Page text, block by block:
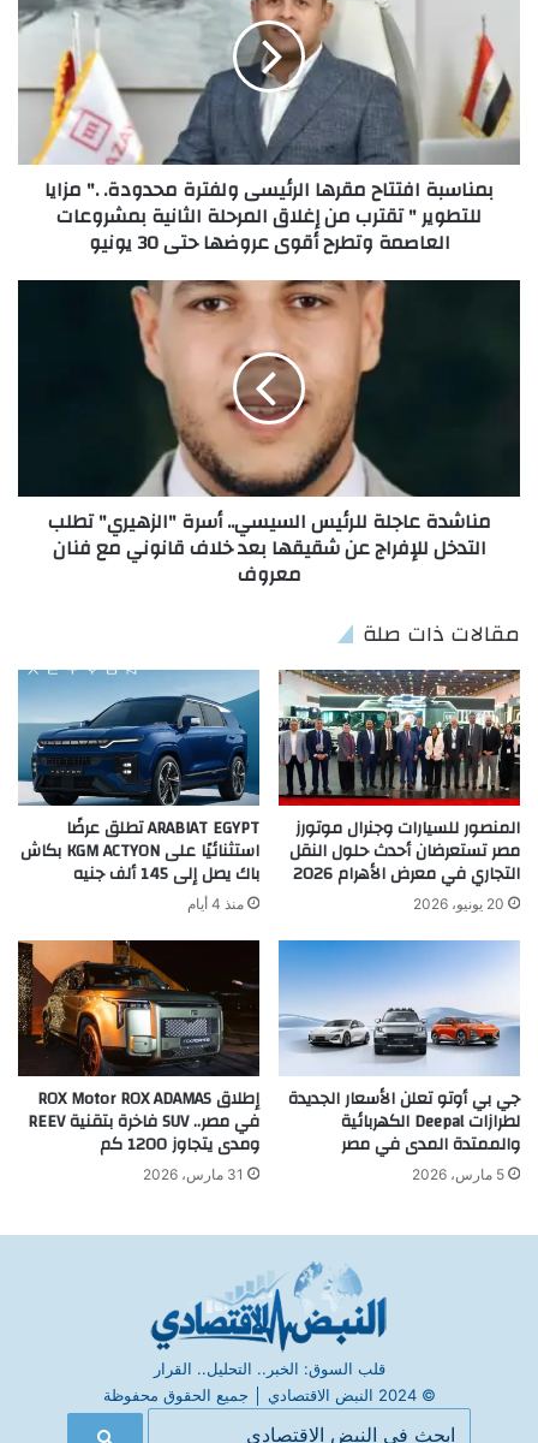
بمناسبة افتتاح مقرها الرئيسى ولفترة محدودة. ." مزايا
للتطوير " تقترب من إغلاق المرحلة الثانية بمشروعات
العاصمة وتطرح أقوى عروضها حتى 30 يونيو
مناشدة عاجلة للرئيس السيسي.. أسرة "الزهيري" تطلب
التدخل للإفراج عن شقيقها بعد خلاف قانوني مع فنان
معروف
مقالات ذات صلة
المنصور للسيارات وجنرال موتورز
مصر تستعرضان أحدث حلول النقل
التجاري في معرض الأهرام 2026
20 يونيو، 2026
ARABIAT EGYPT تطلق عرضًا
استثنائيًا على KGM ACTYON بكاش
باك يصل إلى 145 ألف جنيه
منذ 4 أيام
جي بي أوتو تعلن الأسعار الجديدة
لطرازات Deepal الكهربائية
والممتدة المدى في مصر
5 مارس، 2026
إطلاق ROX Motor ROX ADAMAS
في مصر.. SUV فاخرة بتقنية REEV
ومدى يتجاوز 1200 كم
31 مارس، 2026
قلب السوق: الخبر.. التحليل.. القرار
© 2024 النبض الاقتصادي
جميع الحقوق محفوظة